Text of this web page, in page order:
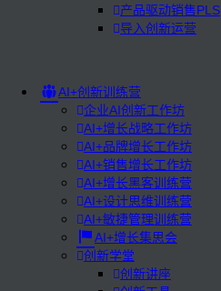
产品驱动销售PLS
导入创新运营
AI+创新训练营
企业AI创新工作坊
AI+增长战略工作坊
AI+品牌增长工作坊
AI+销售增长工作坊
AI+增长黑客训练营
AI+设计思维训练营
AI+敏捷管理训练营
AI+增长集思会
创新学堂
创新讲座